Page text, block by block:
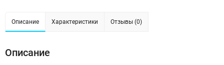
Описание Характеристики Отзывы (0)
Описание